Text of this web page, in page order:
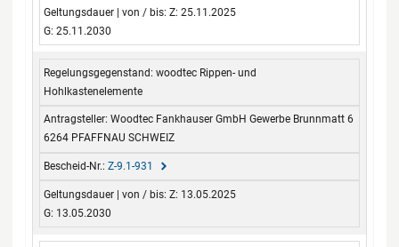
Z: 25.11.2025
G: 25.11.2030
woodtec Rippen- und
Hohlkastenelemente
Woodtec Fankhauser GmbH Gewerbe Brunnmatt 6
6264 PFAFFNAU SCHWEIZ
Z-9.1-931
Z: 13.05.2025
G: 13.05.2030